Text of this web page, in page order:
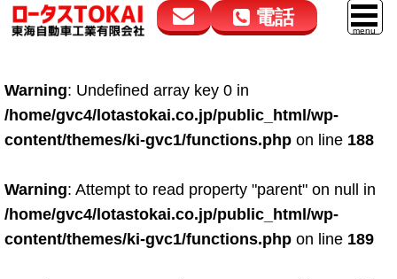
電話
050-5264-4432
9:00～18:00
050-5264-4433
9:00～18:00
車販売
スマイル車検
鈑金・塗装
点検・整備
Warning: Undefined array key 0 in
/home/gvc4/lotastokai.co.jp/public_html/wp-
content/themes/ki-gvc1/functions.php on line 188
Warning: Attempt to read property "parent" on null in
/home/gvc4/lotastokai.co.jp/public_html/wp-
content/themes/ki-gvc1/functions.php on line 189